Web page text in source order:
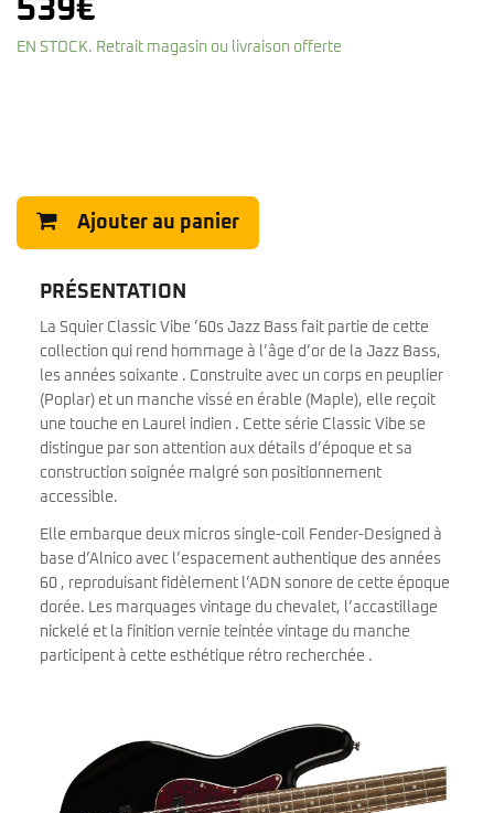
539€
EN STOCK. Retrait magasin ou livraison offerte
Ajouter au panier
PRÉSENTATION
La Squier Classic Vibe ’60s Jazz Bass fait partie de cette
collection qui rend hommage à l’âge d’or de la Jazz Bass,
les années soixante . Construite avec un corps en peuplier
(Poplar) et un manche vissé en érable (Maple), elle reçoit
une touche en Laurel indien . Cette série Classic Vibe se
distingue par son attention aux détails d’époque et sa
construction soignée malgré son positionnement
accessible.
Elle embarque deux micros single-coil Fender-Designed à
base d’Alnico avec l’espacement authentique des années
60 , reproduisant fidèlement l’ADN sonore de cette époque
dorée. Les marquages vintage du chevalet, l’accastillage
nickelé et la finition vernie teintée vintage du manche
participent à cette esthétique rétro recherchée .